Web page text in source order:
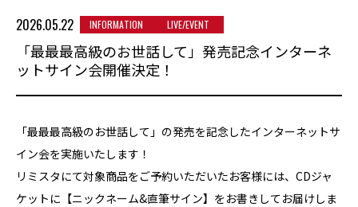
2026.05.22 INFORMATION LIVE/EVENT
「最最最高級のお世話して」発売記念インターネ
ットサイン会開催決定！
「最最最高級のお世話して」の発売を記念したインターネットサ
イン会を実施いたします！
リミスタにて対象商品をご予約いただいたお客様には、CDジャ
ケットに【ニックネーム&直筆サイン】をお書きしてお届けしま